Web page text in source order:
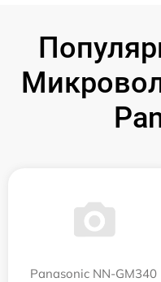
Panasonic NN-GM340